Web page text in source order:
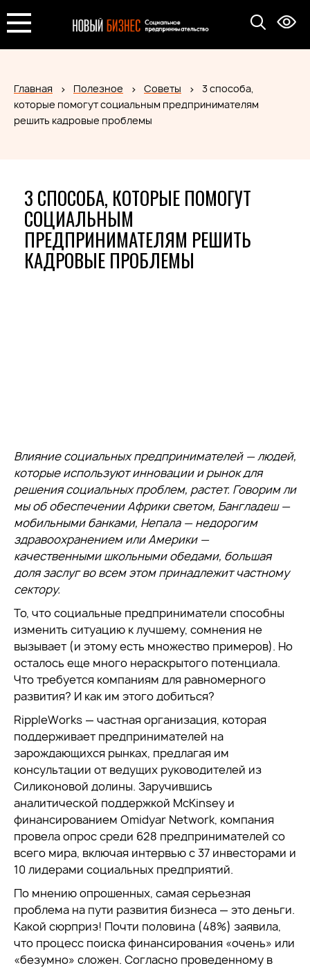
Главная Полезное Советы
3 способа,
которые помогут социальным предпринимателям
решить кадровые проблемы
3 СПОСОБА, КОТОРЫЕ ПОМОГУТ
СОЦИАЛЬНЫМ
ПРЕДПРИНИМАТЕЛЯМ РЕШИТЬ
КАДРОВЫЕ ПРОБЛЕМЫ
Влияние социальных предпринимателей — людей,
которые используют инновации и рынок для
решения социальных проблем, растет. Говорим ли
мы об обеспечении Африки светом, Бангладеш —
мобильными банками, Непала — недорогим
здравоохранением или Америки —
качественными школьными обедами, большая
доля заслуг во всем этом принадлежит частному
сектору.
То, что социальные предприниматели способны
изменить ситуацию к лучшему, сомнения не
вызывает (и этому есть множество примеров). Но
осталось еще много нераскрытого потенциала.
Что требуется компаниям для равномерного
развития? И как им этого добиться?
RippleWorks — частная организация, которая
поддерживает предпринимателей на
зарождающихся рынках, предлагая им
консультации от ведущих руководителей из
Силиконовой долины. Заручившись
аналитической поддержкой McKinsey и
финансированием Omidyar Network, компания
провела опрос среди 628 предпринимателей со
всего мира, включая интервью с 37 инвесторами и
10 лидерами социальных предприятий.
По мнению опрошенных, самая серьезная
проблема на пути развития бизнеса — это деньги.
Какой сюрприз! Почти половина (48%) заявила,
что процесс поиска финансирования «очень» или
«безумно» сложен. Согласно проведенному в